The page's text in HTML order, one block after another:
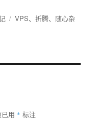
标
VPS、折腾、 随心杂
用 * 标注